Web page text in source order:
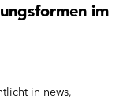
im
in news,